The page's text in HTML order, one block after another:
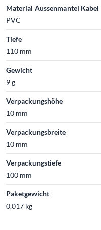
Material Aussenmantel Kabel
PVC
Tiefe
110 mm
Gewicht
9 g
Verpackungshöhe
10 mm
Verpackungsbreite
10 mm
Verpackungstiefe
100 mm
Paketgewicht
0.017 kg